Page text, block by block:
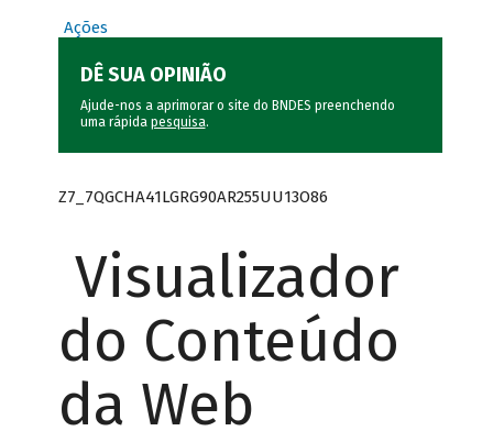
Ações
DÊ SUA OPINIÃO
Ajude-nos a aprimorar o site do BNDES preenchendo
uma rápida pesquisa.
Z7_7QGCHA41LGRG90AR255UU13O86
Visualizador
do Conteúdo
da Web